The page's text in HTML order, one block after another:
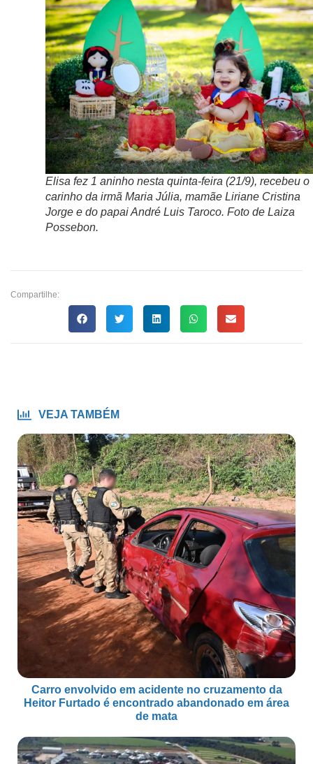
Elisa fez 1 aninho nesta quinta-feira (21/9), recebeu o
carinho da irmã Maria Júlia, mamãe Liriane Cristina
Jorge e do papai André Luis Taroco. Foto de Laiza
Possebon.
Compartilhe:
VEJA TAMBÉM
Carro envolvido em acidente no cruzamento da
Heitor Furtado é encontrado abandonado em área
de mata